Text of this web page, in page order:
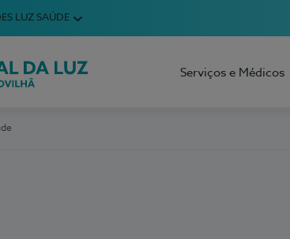
LUZ SAÚDE
da Covilhã
Serviços e Médicos